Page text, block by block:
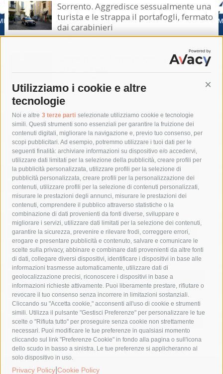
Utilizziamo i cookie e altre
tecnologie
Noi e altre 3 terze parti selezionate utilizziamo cookie e tecnologie
simili. Questi strumenti sono essenziali per garantire la fruizione dei
contenuti digitali, migliorare la navigazione e, previo tuo consenso, per
scopi pubblicitari. Ad esempio, potremmo utilizzare i tuoi dati per le
seguenti finalità: archiviare informazioni su dispositivo e/o accedervi,
utilizzare dati limitati per la selezione della pubblicità, creare profili per
la pubblicità personalizzata, utilizzare profili per la selezione di
pubblicità personalizzata, creare profili per la personalizzazione dei
contenuti, utilizzare profili per la selezione di contenuti personalizzati,
misurare le prestazioni degli annunci, misurare le prestazioni dei
contenuti, comprendere il pubblico attraverso statistiche o la
combinazione di dati provenienti da fonti diverse, sviluppare e
migliorare i servizi, utilizzare dati limitati per la selezione dei contenuti,
garantire la sicurezza, prevenire e rilevare frodi, correggere errori,
erogare e presentare pubblicità e contenuto, salvare e comunicare le
scelte sulla privacy, abbinare e combinare dati provenienti da altre fonti
di dati, collegare diversi dispositivi, identificare i dispositivi in base alle
informazioni trasmesse automaticamente, utilizzare dati di
geolocalizzazione precisi, riconoscere i dispositivi in base a
informazioni richieste attivamente. Puoi liberamente prestare, rifiutare o
revocare il tuo consenso senza incorrere in limitazioni sostanziali.
Cliccando su "Accetta cookie," acconsenti all'uso di cookie e strumenti
simili. Utilizza il pulsante "Gestisci Preferenze" per personalizzare le tue
scelte o "Rifiuta tutto" per proseguire senza cookie non strettamente
necessari. Puoi modificare le tue preferenze in qualsiasi momento
cliccando sul link "Preferenze Cookie" in fondo alla pagina o sull'icona
dello scudo in basso a sinistra. Le tue preferenze si applicheranno al
solo dispositivo in uso.
Privacy Policy Cookie Policy
Sorrento. Aggredisce sessualmente una
turista e le strappa il portafogli, fermato
dai carabinieri
7 Agosto 2026
Sant’Agnello. Serata evento nel ricordo
di Lucio Dalla
Tag
acqua allerta meteo
anas
area marina protetta di punta campanella
arresto
Asl Napoli 3 sud
capitaneria di porto capri
carabinieri
castellammare di stabia
circumvesuviana
comune di sorrento
concerto
contagi
costiera amalfitana
covid-19 eav
elezioni
fondazione sorrento
gori guardia costiera
incidente
lavori
lorenzo balducelli mare
massa lubrense
massimo coppola
Meta napoli
ordinanza
penisola sorrentina
piano di sorrento
polizia municipale
protezione civile
Regione Campania
sant'agnello
sindaco cuomo
sorrento studenti temporali
treni
turismo
Vico Equense villa fiorentino vincenzo de luca
© 2015 SorrentoPress. All rights reserved.